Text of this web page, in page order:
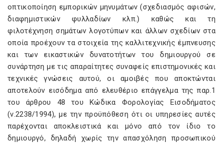
οπτικοποίηση εμπορικών μηνυμάτων (σχεδιασμός αφισών,
διαφημιστικών φυλλαδίων κλπ.) καθώς και τη
φιλοτέχνηση σημάτων λογοτύπων και άλλων σχεδίων στα
οποία προέχουν τα στοιχεία της καλλιτεχνικής έμπνευσης
και των εικαστικών δυνατοτήτων του δημιουργού σε
συνάρτηση με τις απαραίτητες συναφείς επιστημονικές και
τεχνικές γνώσεις αυτού, οι αμοιβές που αποκτώνται
αποτελούν εισόδημα από ελευθέριο επάγγελμα της παρ.1
του άρθρου 48 του Κώδικα Φορολογίας Εισοδήματος
(ν.2238/1994), με την προϋπόθεση ότι οι υπηρεσίες αυτές
παρέχονται αποκλειστικά και μόνο από τον ίδιο το
δημιουργό, δηλαδή χωρίς την απασχόληση προσωπικού